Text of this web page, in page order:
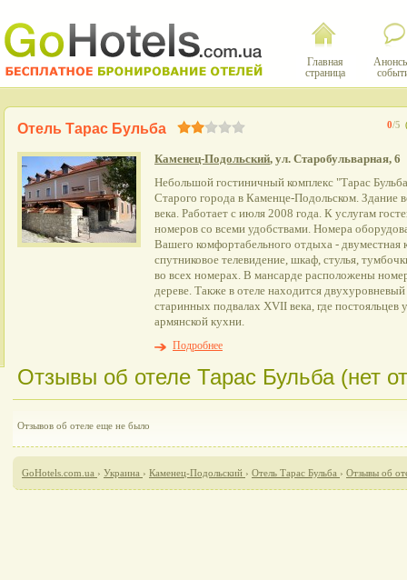
Главная
страница
0/5
Отель Тарас Бульба
Каменец-Подольский, ул. Старобульварная, 6
Небольшой гостиничный комплекс "Тарас
Старого города в Каменце-Подольском. Здание
века. Работает с июля 2008 года. К услугам
номеров со всеми удобствами. Номера
Вашего комфортабельного отдыха - двуместная
спутниковое телевидение, шкаф, стулья,
во всех номерах. В мансарде расположены
дереве. Также в отеле находится
старинных подвалах XVII века, где постояльцев
армянской кухни.
Подробнее
Отзывы об отеле Тарас Бульба (нет
Отзывов об отеле еще не было
GoHotels.com.ua › Украина › Каменец-Подольский › Отель Тарас Бульба › Отзывы об